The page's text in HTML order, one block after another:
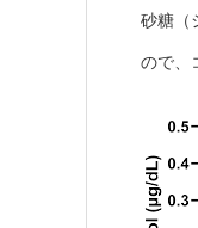
砂糖（
ので、